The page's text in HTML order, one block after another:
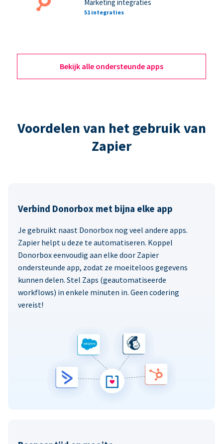
Marketing integraties
51 integraties
Bekijk alle ondersteunde apps
Voordelen van het gebruik van
Zapier
Verbind Donorbox met bijna elke app
Je gebruikt naast Donorbox nog veel andere apps.
Zapier helpt u deze te automatiseren. Koppel
Donorbox eenvoudig aan elke door Zapier
ondersteunde app, zodat ze moeiteloos gegevens
kunnen delen. Stel Zaps (geautomatiseerde
workflows) in enkele minuten in. Geen codering
vereist!